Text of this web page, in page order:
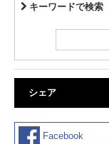
キーワードで検索
シェア
Facebook